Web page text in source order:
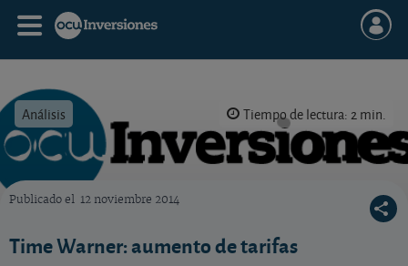
Análisis Tiempo de lectura: 2 min.
Publicado el 12 noviembre 2014
Time Warner: aumento de tarifas